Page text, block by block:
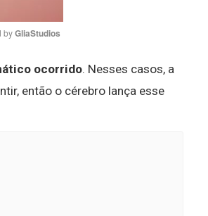
Mute
by GliaStudios
ocorrido. Nesses casos, a
então o cérebro lança esse